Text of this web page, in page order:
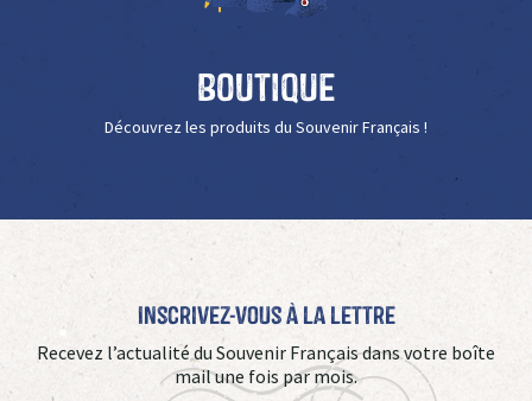
Boutique
Découvrez les produits du Souvenir Français !
Inscrivez-vous à La Lettre
Recevez l’actualité du Souvenir Français dans votre boîte
mail une fois par mois.